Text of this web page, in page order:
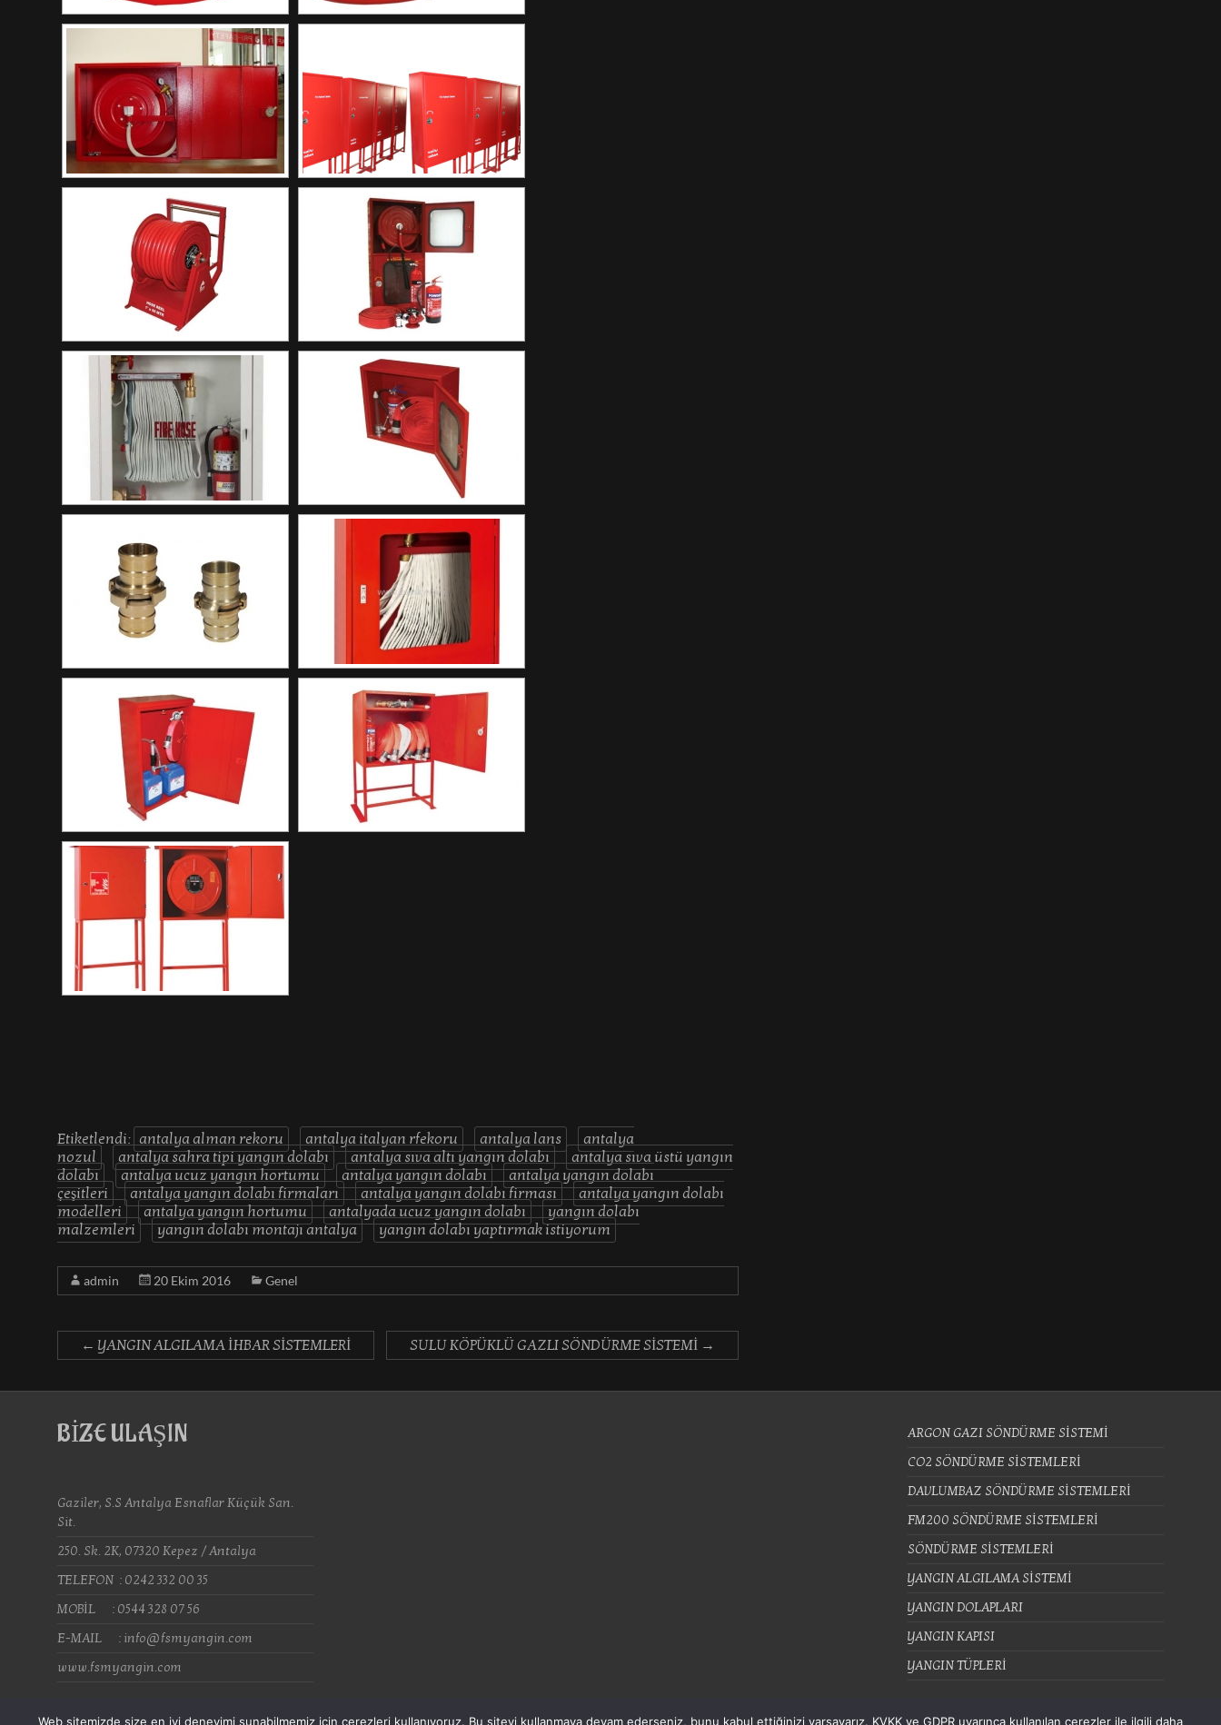
Etiketlendi: antalya alman rekoru antalya italyan rfekoru antalya lans
antalya
nozul
antalya sahra tipi yangın dolabı antalya sıva altı yangın dolabı
antalya sıva üstü yangın
dolabı
antalya ucuz yangın hortumu antalya yangın dolabı
antalya yangın dolabı
çeşitleri
antalya yangın dolabı firmaları antalya yangın dolabı firması
antalya yangın dolabı
modelleri
antalya yangın hortumu antalyada ucuz yangın dolabı
yangın dolabı
malzemleri
yangın dolabı montajı antalya yangın dolabı yaptırmak istiyorum
admin 20 Ekim 2016 Genel
← YANGIN ALGILAMA İHBAR SİSTEMLERİ SULU KÖPÜKLÜ GAZLI SÖNDÜRME SİSTEMİ →
BİZE ULAŞIN
Gaziler, S.S Antalya Esnaflar Küçük San.
Sit.
250. Sk. 2K, 07320 Kepez / Antalya
TELEFON : 0242 332 00 35
MOBİL : 0544 328 07 56
E-MAIL : info@fsmyangin.com
www.fsmyangin.com
ARGON GAZI SÖNDÜRME SİSTEMİ
CO2 SÖNDÜRME SİSTEMLERİ
DAVLUMBAZ SÖNDÜRME SİSTEMLERİ
FM200 SÖNDÜRME SİSTEMLERİ
SÖNDÜRME SİSTEMLERİ
YANGIN ALGILAMA SİSTEMİ
YANGIN DOLAPLARI
YANGIN KAPISI
YANGIN TÜPLERİ
Web sitemizde size en iyi deneyimi sunabilmemiz için çerezleri kullanıyoruz. Bu siteyi kullanmaya devam ederseniz, bunu kabul ettiğinizi varsayarız. KVKK ve GDPR uyarınca kullanılan çerezler ile ilgili daha